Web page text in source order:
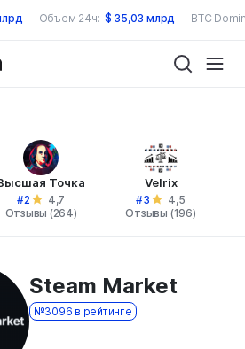
Объем 24ч: $ 35,03 млрд BTC
Точка
#2
4,7
Отзывы (264)
Velrix
#3
4,5
Отзывы (196)
Steam Market
№3096 в рейтинге